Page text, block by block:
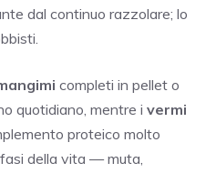
dal continuo razzolare; lo
completi in pellet o
quotidiano, mentre i vermi
proteico molto
della vita — muta,